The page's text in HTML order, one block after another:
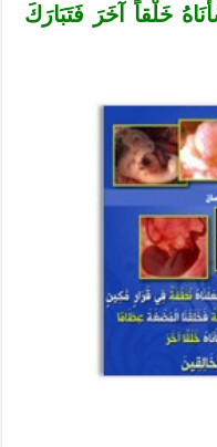
خَلْقاً آخَرَ فَتَبَارَكَ